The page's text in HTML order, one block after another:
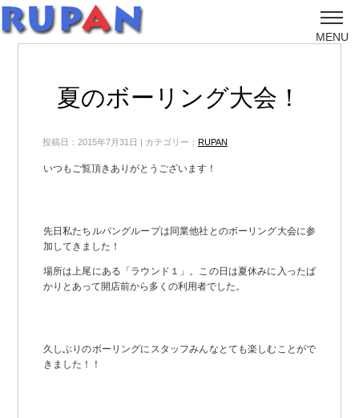
MENU
夏のボーリング大会！
投稿日：2015年7月31日 | カテゴリー： RUPAN
いつもご覧頂きありがとうございます！
先日私たちルパングループは同業他社とのボーリング大会に参
加してきました！
場所は上尾にある「ラウンド１」。この日は夏休みに入ったば
かりとあって開店前から多くの利用者でした。
久しぶりのボーリングにスタッフみんなとても楽しむことがで
きました！！